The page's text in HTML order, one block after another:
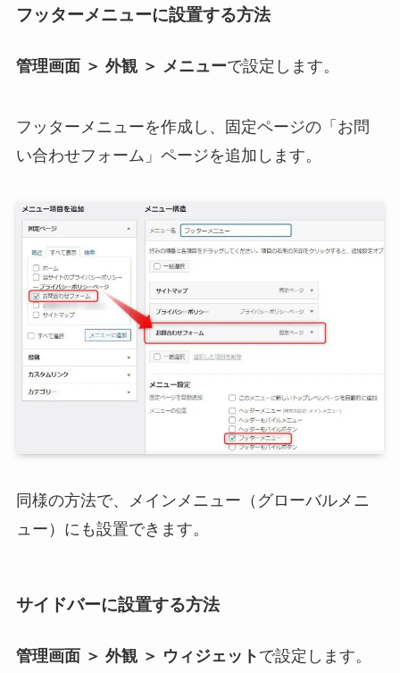
フッターメニューに設置する方法
管理画面 ＞ 外観 ＞ メニューで設定します。
フッターメニューを作成し、固定ページの「お問
い合わせフォーム」ページを追加します。
同様の方法で、メインメニュー（グローバルメニ
ュー）にも設置できます。
サイドバーに設置する方法
管理画面 ＞ 外観 ＞ ウィジェット で設定します。